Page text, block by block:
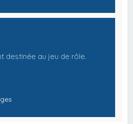
destinée au jeu de rôle.